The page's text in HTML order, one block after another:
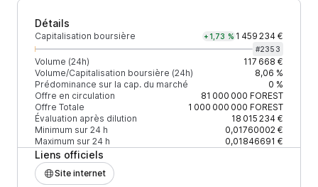
Détails
Capitalisation boursière +1,73 % 1 459 234 €
#2353
Volume (24h)
117 668 €
Volume/Capitalisation boursière (24h)
8,06 %
Prédominance sur la cap. du marché
0 %
Offre en circulation
81 000 000 FOREST
Offre Totale
1 000 000 000 FOREST
Évaluation après dilution
18 015 234 €
Minimum sur 24 h
0,01760002 €
Maximum sur 24 h
0,01846691 €
Liens officiels
Site internet